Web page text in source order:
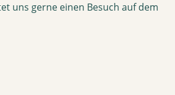
uns gerne einen Besuch auf dem